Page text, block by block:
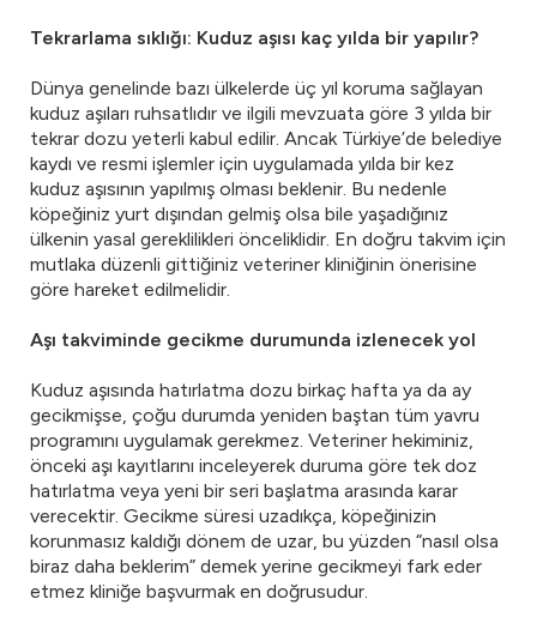
Tekrarlama sıklığı: Kuduz aşısı kaç yılda bir yapılır?
Dünya genelinde bazı ülkelerde üç yıl koruma sağlayan
kuduz aşıları ruhsatlıdır ve ilgili mevzuata göre 3 yılda bir
tekrar dozu yeterli kabul edilir. Ancak Türkiye’de belediye
kaydı ve resmi işlemler için uygulamada yılda bir kez
kuduz aşısının yapılmış olması beklenir. Bu nedenle
köpeğiniz yurt dışından gelmiş olsa bile yaşadığınız
ülkenin yasal gereklilikleri önceliklidir. En doğru takvim için
mutlaka düzenli gittiğiniz veteriner kliniğinin önerisine
göre hareket edilmelidir.
Aşı takviminde gecikme durumunda izlenecek yol
Kuduz aşısında hatırlatma dozu birkaç hafta ya da ay
gecikmişse, çoğu durumda yeniden baştan tüm yavru
programını uygulamak gerekmez. Veteriner hekiminiz,
önceki aşı kayıtlarını inceleyerek duruma göre tek doz
hatırlatma veya yeni bir seri başlatma arasında karar
verecektir. Gecikme süresi uzadıkça, köpeğinizin
korunmasız kaldığı dönem de uzar, bu yüzden “nasıl olsa
biraz daha beklerim” demek yerine gecikmeyi fark eder
etmez kliniğe başvurmak en doğrusudur.